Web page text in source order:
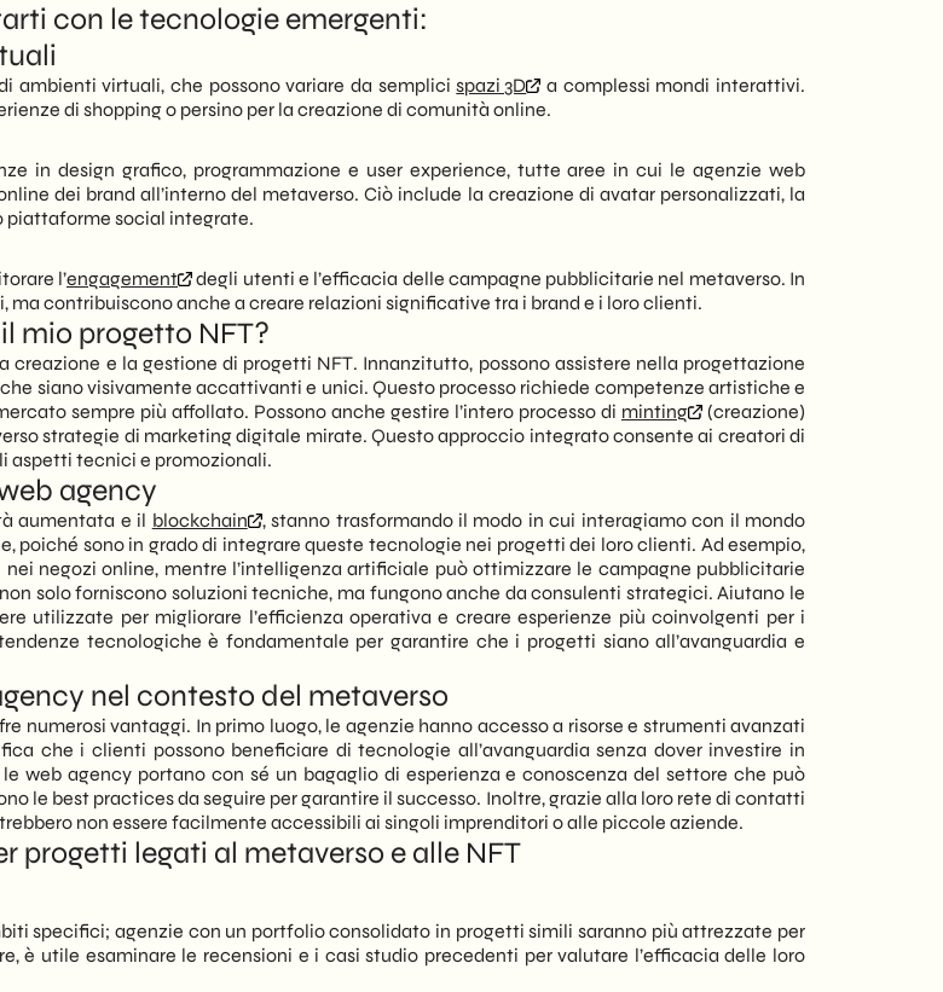
con le tecnologie emergenti:
ambienti virtuali, che possono variare da semplicispazi 3D
a complessi mondi interattivi.
di shopping o persino per la creazione di comunità online.
in design grafico, programmazione e user experience, tutte aree in cui le agenzie web
dei brand all’interno del metaverso. Ciò include la creazione di avatar personalizzati, la
piattaforme social integrate.
l’engagement
degli utenti e l’efficacia delle campagne pubblicitarie nel metaverso. In
contribuiscono anche a creare relazioni significative tra i brand e i loro clienti.
mio progetto NFT?
e la gestione di progetti NFT. Innanzitutto, possono assistere nella progettazione
siano visivamente accattivanti e unici. Questo processo richiede competenze artistiche e
sempre più affollato. Possono anche gestire l’intero processo di minting
(creazione)
strategie di marketing digitale mirate. Questo approccio integrato consente ai creatori di
aspetti tecnici e promozionali.
agency
aumentata e il blockchain
, stanno trasformando il modo in cui interagiamo con il mondo
poiché sono in grado di integrare queste tecnologie nei progetti dei loro clienti. Ad esempio,
negozi online, mentre l’intelligenza artificiale può ottimizzare le campagne pubblicitarie
solo forniscono soluzioni tecniche, ma fungono anche da consulenti strategici. Aiutano le
utilizzate per migliorare l’efficienza operativa e creare esperienze più coinvolgenti per i
tecnologiche è fondamentale per garantire che i progetti siano all’avanguardia e
nel contesto del metaverso
numerosi vantaggi. In primo luogo, le agenzie hanno accesso a risorse e strumenti avanzati
che i clienti possono beneficiare di tecnologie all’avanguardia senza dover investire in
web agency portano con sé un bagaglio di esperienza e conoscenza del settore che può
le best practices da seguire per garantire il successo. Inoltre, grazie alla loro rete di contatti
non essere facilmente accessibili ai singoli imprenditori o alle piccole aziende.
progetti legati al metaverso e alle NFT
specifici; agenzie con un portfolio consolidato in progetti simili saranno più attrezzate per
è utile esaminare le recensioni e i casi studio precedenti per valutare l’efficacia delle loro